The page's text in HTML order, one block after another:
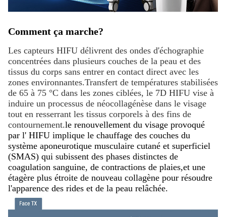
Comment ça marche?
Les capteurs HIFU délivrent des ondes d'échographie
concentrées dans plusieurs couches de la peau et des
tissus du corps sans entrer en contact direct avec les
zones environnantes.Transfert de températures stabilisées
de 65 à 75 °C dans les zones ciblées, le 7D HIFU vise à
induire un processus de néocollagénèse dans le visage
tout en resserrant les tissus corporels à des fins de
contournement.le renouvellement du visage provoqué
par l' HIFU implique le chauffage des couches du
système aponeurotique musculaire cutané et superficiel
(SMAS) qui subissent des phases distinctes de
coagulation sanguine, de contractions de plaies,et une
étagère plus étroite de nouveau collagène pour résoudre
l'apparence des rides et de la peau relâchée.